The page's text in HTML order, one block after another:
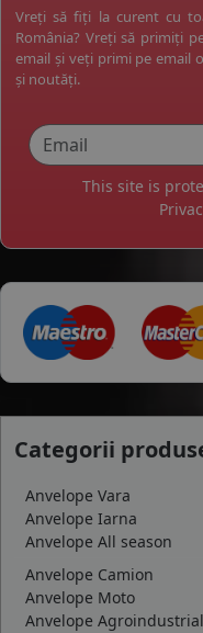
Vreți să fiți la curent cu
România? Vreți să primiți
email și veți primi pe email
și noutăți.
This site is
Categorii
Anvelope Vara
Anvelope Iarna
Anvelope All season
Anvelope Camion
Anvelope Moto
Anvelope